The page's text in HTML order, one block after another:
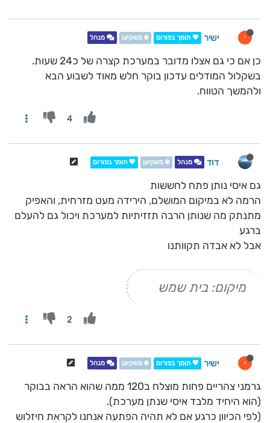
י ישיר 💖 תומך בפורום ❄️ משקיען מנהל
כן אם כי גם אצלו מדובר במערכת קצרה של כ24 שעות.
בשקלול המודלים עדכון בוקר חלש מאוד לשבוע הבא
ולהמשך הטווח.
4
דוד מנהל ❄️ משקיען 💖 תומך בפורום
גם איסי נותן פתח לחששות
הרמה לא במיקום המושלם, הירידה מעט מזרחית, והאפיק
מתנתק מה שנותן הרבה תזזיתיות למערכת ויכול גם להעלם
ברגע
אבל לא אבדה תקוותנו
מיקום: בית שמש
2
י ישיר 💖 תומך בפורום ❄️ משקיען מנהל
גרמני צהריים פחות מוצלח ב120 ממה שהוא הראה בבוקר
(הוא היחיד מלבד איסי שנתן מערכת).
(לפי הכיוון כרגע אם לא תהיה הפתעה אנחנו לקראת חיזלוש